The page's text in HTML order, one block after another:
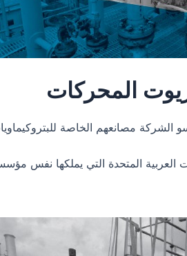
المحركات
الشركة مصانعهم الخاصة
العربية المتحدة التي يملكها نفس